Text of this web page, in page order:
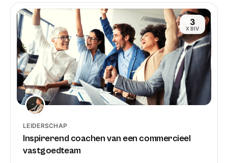
3
X BIV
LEIDERSCHAP
Inspirerend coachen van een commercieel
vastgoedteam